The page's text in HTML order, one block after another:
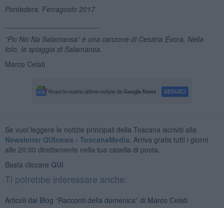
Pontedera, Ferragosto 2017
“Pic Nic Na Salamansa” è una canzone di Cesária Évora. Nella
foto, la spiaggia di Salamansa.
Marco Celati
Se vuoi leggere le notizie principali della Toscana iscriviti alla
Newsletter QUInews - ToscanaMedia. Arriva gratis tutti i giorni
alle 20:00 direttamente nella tua casella di posta.
Basta cliccare QUI
Ti potrebbe interessare anche:
Articoli dal Blog “Racconti della domenica” di Marco Celati